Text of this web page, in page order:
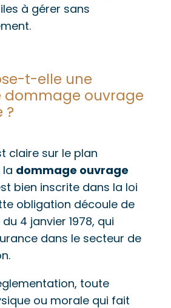
à gérer sans
t-elle une
dommage ouvrage
?
claire sur le plan
la dommage ouvrage
bien inscrite dans la loi
obligation découle de
4 janvier 1978, qui
dans le secteur de
toute
ou morale qui fait